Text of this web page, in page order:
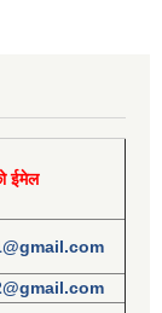
ईमेल